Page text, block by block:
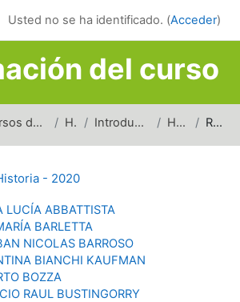
Usted no se ha identificado. (Acceder)
del curso
Cursos de carreras de grado Historia Introducción a la Historia H_IH_2020 Resumen
- 2020
LUCÍA ABBATTISTA
BARLETTA
NICOLAS BARROSO
BIANCHI KAUFMAN
BOZZA
RAUL BUSTINGORRY